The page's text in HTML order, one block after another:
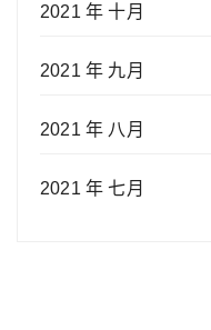
2021 年 十月
2021 年 九月
2021 年 八月
2021 年 七月